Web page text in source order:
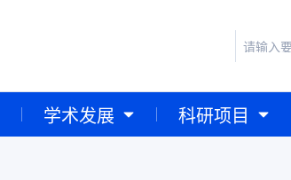
学术发展 科研项目